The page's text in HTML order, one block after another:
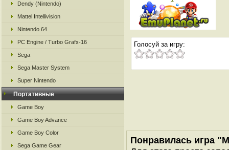
Dendy (Nintendo)
Mattel Intellivision
Nintendo 64
PC Engine / Turbo Grafx-16
Sega
Sega Master System
Super Nintendo
Портативные
Game Boy
Game Boy Advance
Game Boy Color
Sega Game Gear
Голосуй за игру:
Понравилась игра